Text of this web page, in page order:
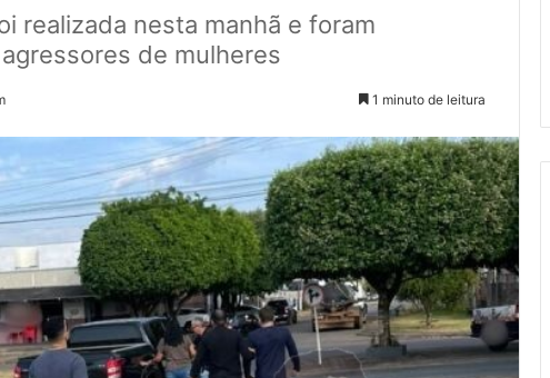
realizada nesta manhã e foram
de mulheres
1 minuto de leitura